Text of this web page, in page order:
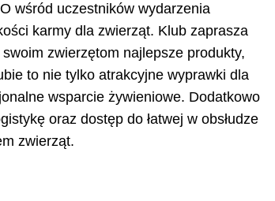
wśród uczestników wydarzenia
karmy dla zwierząt. Klub zaprasza
zwierzętom najlepsze produkty,
to nie tylko atrakcyjne wyprawki dla
wsparcie żywieniowe. Dodatkowo
oraz dostęp do łatwej w obsłudze
zwierząt.